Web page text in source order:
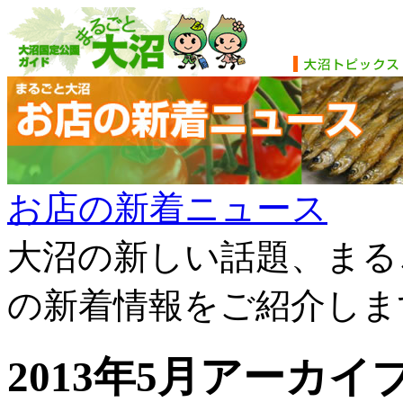
お店の新着ニュース
大沼の新しい話題、ま
の新着情報をご紹介し
2013年5月アーカイ